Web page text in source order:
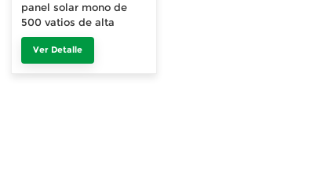
panel solar mono de
500 vatios de alta
eficiencia 10BB
Ver Detalle